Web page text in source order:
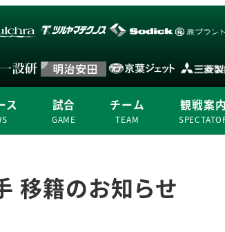
ス 試合
GAME
チーム
TEAM
観戦案内
移籍のお知らせ